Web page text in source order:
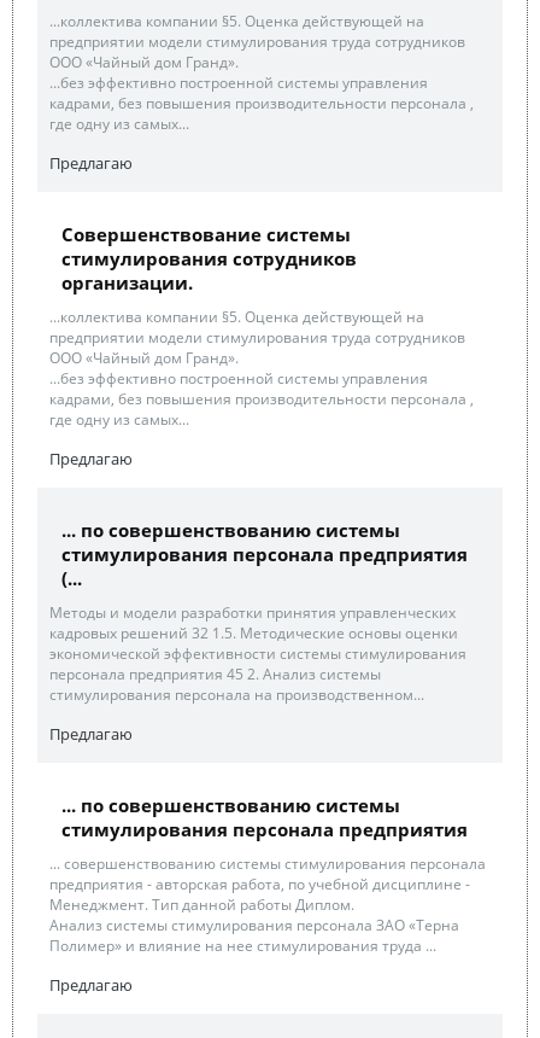
...коллектива компании §5. Оценка действующей на
предприятии модели стимулирования труда сотрудников
ООО «Чайный дом Гранд».
...без эффективно построенной системы управления
кадрами, без повышения производительности персонала ,
где одну из самых...
Предлагаю
Совершенствование системы
стимулирования сотрудников
организации.
...коллектива компании §5. Оценка действующей на
предприятии модели стимулирования труда сотрудников
ООО «Чайный дом Гранд».
...без эффективно построенной системы управления
кадрами, без повышения производительности персонала ,
где одну из самых...
Предлагаю
... по совершенствованию системы
стимулирования персонала предприятия
(...
Методы и модели разработки принятия управленческих
кадровых решений 32 1.5. Методические основы оценки
экономической эффективности системы стимулирования
персонала предприятия 45 2. Анализ системы
стимулирования персонала на производственном...
Предлагаю
... по совершенствованию системы
стимулирования персонала предприятия
... совершенствованию системы стимулирования персонала
предприятия - авторская работа, по учебной дисциплине -
Менеджмент. Тип данной работы Диплом.
Анализ системы стимулирования персонала ЗАО «Терна
Полимер» и влияние на нее стимулирования труда ...
Предлагаю